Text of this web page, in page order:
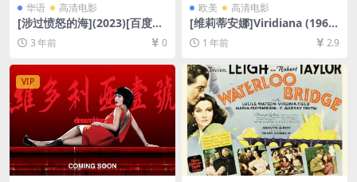
华语 高清电影
[涉过愤怒的海](2023)[百度网
盘+夸克网盘4K超清资源][网
盘在线播放/下载][MKV/5GB]
[中英字幕]
3 年前 0
欧美 高清电影
[维莉蒂安娜]Viridiana (1961)
[百度网盘+夸克网盘1080P超
清未删减资源][网盘在线播放/
下载][MP4/6GB][中文字幕]
1 年前 2.9
VIP